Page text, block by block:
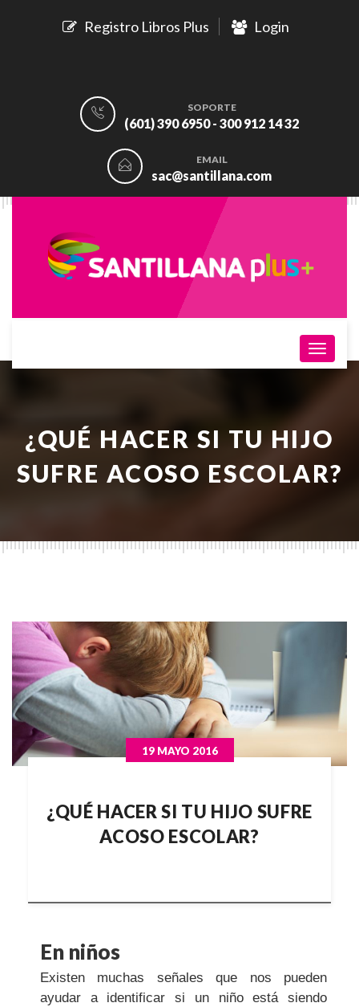
Registro Libros Plus Login
SOPORTE
(601) 390 6950 - 300 912 14 32
EMAIL
sac@santillana.com
¿QUÉ HACER SI TU HIJO
SUFRE ACOSO ESCOLAR?
¿QUÉ HACER SI TU HIJO SUFRE
ACOSO ESCOLAR?
19 MAYO 2016
En niños
Existen muchas señales que nos pueden
ayudar a identificar si un niño está siendo